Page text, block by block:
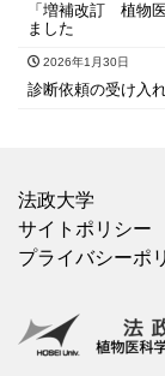
「増補改訂 植物
ました
2026年1月30日
診断依頼の受け入
法政大学
サイトポリシー
プライバシーポ